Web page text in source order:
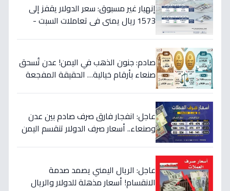
إنهيار غير مسبوق: سعر الدولار يقفز إلى
1573 ريال يمني في تعاملات السبت -
صادم: جنون الذهب في اليمن! عدن تُسحق
صنعاء بأرقام خيالية… الحقيقة المفجعة
عاجل: انفجار فارق صرف صادم بين عدن
وصنعاء.. أسعار صرف الدولار تنقسم اليمن
عاجل: الريال اليمني يصمد صدمة
الانقسام! أسعار مذهلة للدولار والريال